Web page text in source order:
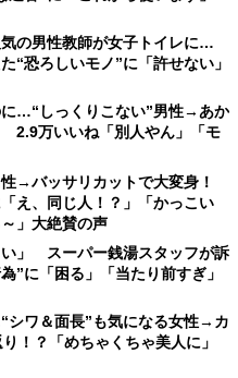
気の男性教師が女子トイレに…
“恐ろしいモノ”に「許せない」
…“しっくりこない”男性→あか
2.9万いいね「別人やん」「モ
性→バッサリカットで大変身！
え、同じ人！？」「かっこい
」大絶賛の声
い」 スーパー銭湯スタッフが訴
”に「困る」「当たり前すぎ」
シワ＆面長”も気になる女性→カ
！？「めちゃくちゃ美人に」